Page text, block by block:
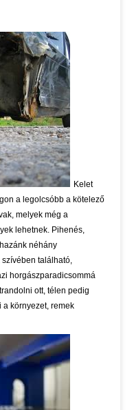
Kelet
a legolcsóbb a kötelező
melyek még a
lehetnek. Pihenés,
néhány
szívében található,
horgászparadicsommá
ott, télen pedig
a környezet, remek